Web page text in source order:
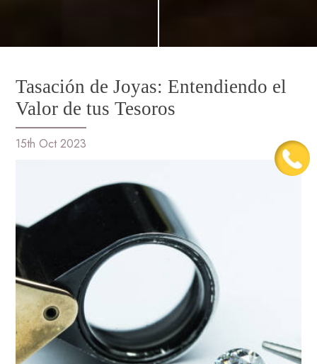
Tasación de Joyas: Entendiendo el
Valor de tus Tesoros
15th Oct 2023